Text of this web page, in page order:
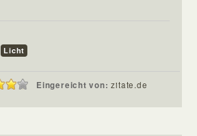
Licht
Eingereicht von:zitate.de